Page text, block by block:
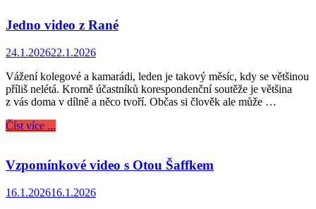
Jedno video z Rané
24.1.202622.1.2026
Vážení kolegové a kamarádi, leden je takový měsíc, kdy se většinou
příliš nelétá. Kromě účastníků korespondenční soutěže je většina
z vás doma v dílně a něco tvoří. Občas si člověk ale může …
Číst více ...
Vzpomínkové video s Otou Šaffkem
16.1.202616.1.2026